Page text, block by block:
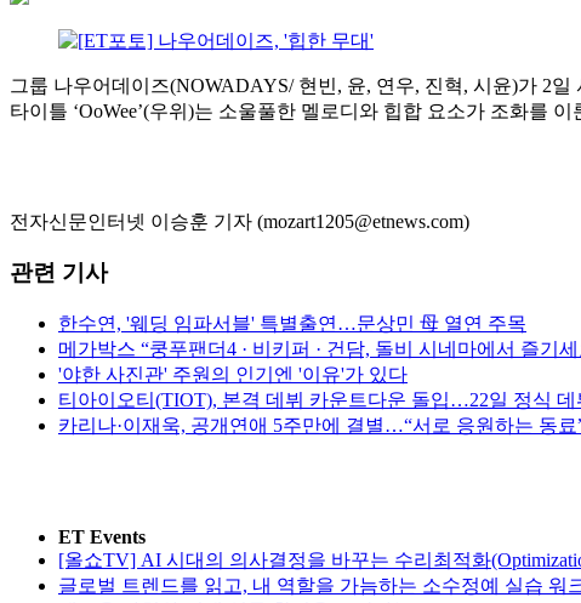
그룹 나우어데이즈(NOWADAYS/ 현빈, 윤, 연우, 진혁, 시윤)가 2
타이틀 ‘OoWee’(우위)는 소울풀한 멜로디와 힙합 요소가 조화를
전자신문인터넷 이승훈 기자 (mozart1205@etnews.com)
관련 기사
한수연, '웨딩 임파서블' 특별출연…문상민 母 열연 주목
메가박스 “쿵푸팬더4 · 비키퍼 · 건담, 돌비 시네마에서 즐기
'야한 사진관' 주원의 인기엔 '이유'가 있다
티아이오티(TIOT), 본격 데뷔 카운트다운 돌입…22일 정식 데
카리나·이재욱, 공개연애 5주만에 결별…“서로 응원하는 동료
ET Events
[올쇼TV] AI 시대의 의사결정을 바꾸는 수리최적화
글로벌 트렌드를 읽고, 내 역할을 가늠하는 소수정예 실습 워